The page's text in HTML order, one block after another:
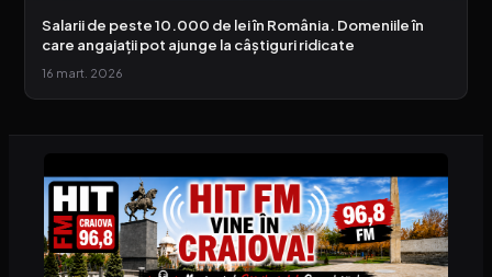
Salarii de peste 10.000 de lei în România. Domeniile în
care angajații pot ajunge la câștiguri ridicate
16 mart. 2026